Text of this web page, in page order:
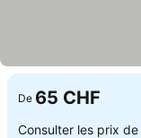
De 65 CHF
Consulter les prix de